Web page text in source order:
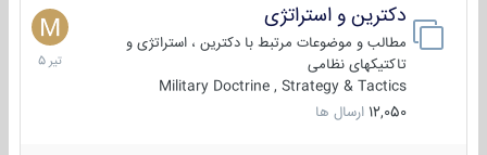
دکترین و استراتژی
مطالب و موضوعات مرتبط با دکترین ، استراتژی و
تاکتیکهای نظامی
Military Doctrine , Strategy & Tactics
12,050 ارسال ها
27
تیر
1405